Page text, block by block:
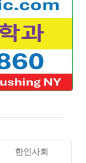
한인사회